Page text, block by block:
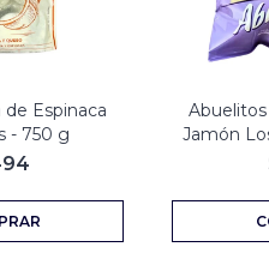
de Espinaca
- 750 g
Jamón